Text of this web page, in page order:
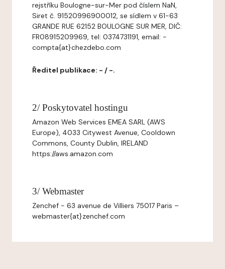
rejstříku Boulogne-sur-Mer pod číslem NaN,
Siret č. 91520996900012, se sídlem v 61-63
GRANDE RUE 62152 BOULOGNE SUR MER, DIČ:
FR08915209969, tel: 0374731191, email: -
compta{at}chezdebo.com
Ředitel publikace: - / -.
2/ Poskytovatel hostingu
Amazon Web Services EMEA SARL (AWS
Europe), 4033 Citywest Avenue, Cooldown
Commons, County Dublin, IRELAND
https://aws.amazon.com
3/ Webmaster
Zenchef - 63 avenue de Villiers 75017 Paris –
webmaster{at}zenchef.com